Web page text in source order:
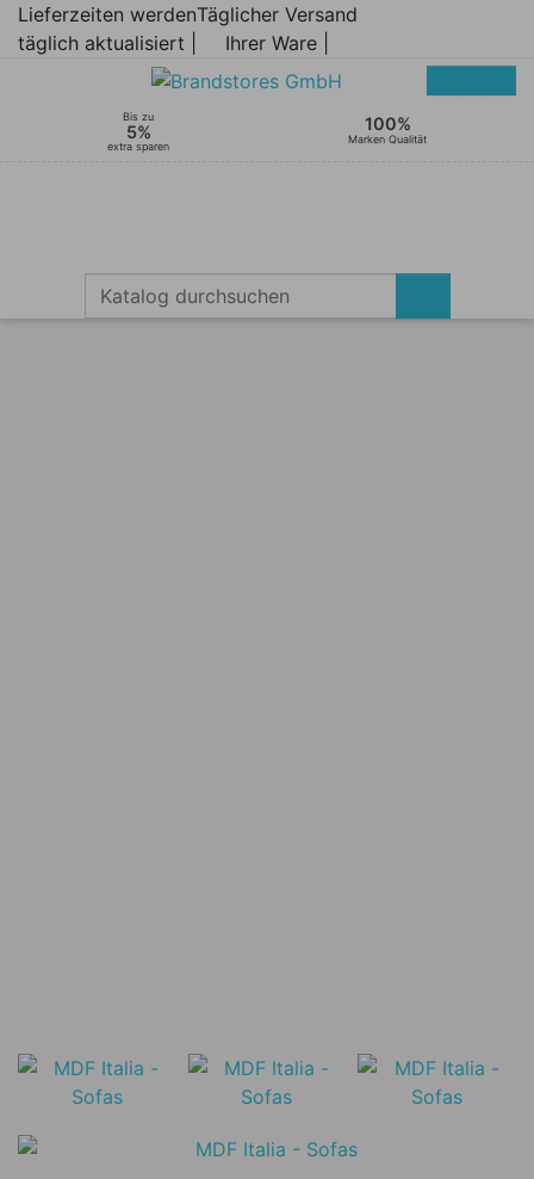
Lieferzeiten werden
täglich aktualisiert |
Täglicher Versand
Ihrer Ware |
Bis zu
5%
extra sparen
100%
Marken Qualität